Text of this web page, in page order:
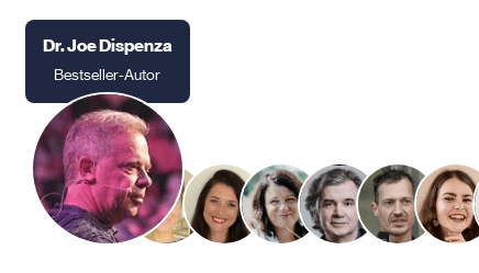
Dr. Joe Dispenza
Bestseller-Autor